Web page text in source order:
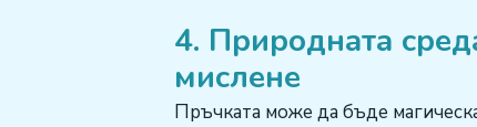
4. Природната
мислене
Пръчката може да бъде